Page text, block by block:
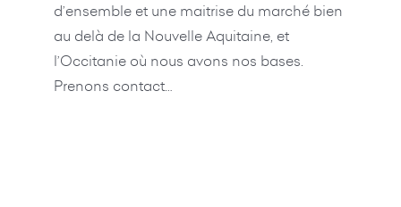
d’ensemble et une maitrise du marché bien
au delà de la Nouvelle Aquitaine, et
l’Occitanie où nous avons nos bases.
Prenons contact…